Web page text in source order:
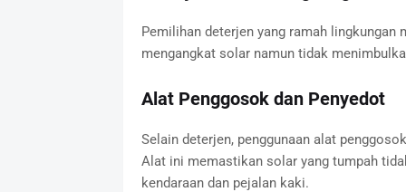
Pemilihan deterjen yang ramah
mengangkat solar namun tidak
Alat Penggosok dan Penyedot
Selain deterjen, penggunaan alat
Alat ini memastikan solar yang tumpah
kendaraan dan pejalan kaki.